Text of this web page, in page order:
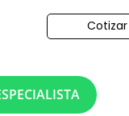
Cotizar